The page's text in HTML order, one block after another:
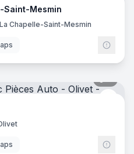
Saint-Mesmin
Chapelle-Saint-Mesmin